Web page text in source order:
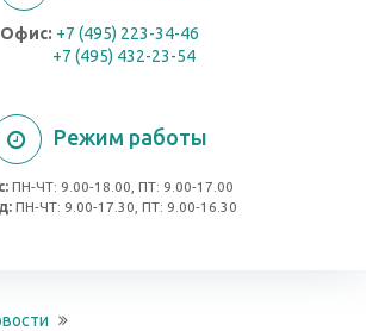
Офис: +7 (495) 223-34-46
+7 (495) 432-23-54
Режим работы
ПН-ЧТ: 9.00-18.00, ПТ: 9.00-17.00
ПН-ЧТ: 9.00-17.30, ПТ: 9.00-16.30